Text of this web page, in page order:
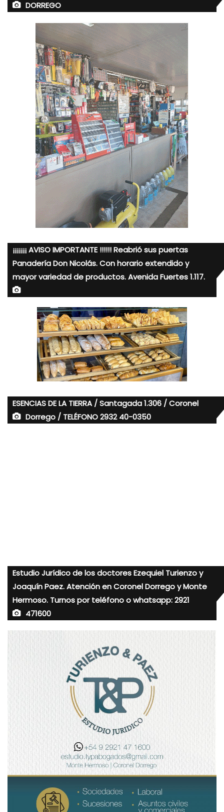
DORREGO
¡¡¡¡¡¡¡ AVISO IMPORTANTE !!!!!! Reabrió sus puertas
Panadería Don Nicolás. Con horario extendido y
mayor variedad de productos. Avenida Fuertes 1.117.
ESENCIAS DE LA TIERRA / Santagada 1.306 / Coronel
Dorrego / TELÉFONO 2932 40-0350
Estudio Jurídico de los doctores Ezequiel Turienzo y
Joaquín Paez. Atención en Coronel Dorrego y Monte
Hermoso. Turnos por teléfono o whatsapp: 2921
471600